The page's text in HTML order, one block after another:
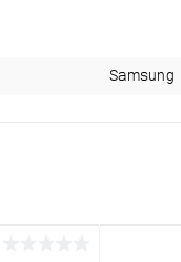
Samsung